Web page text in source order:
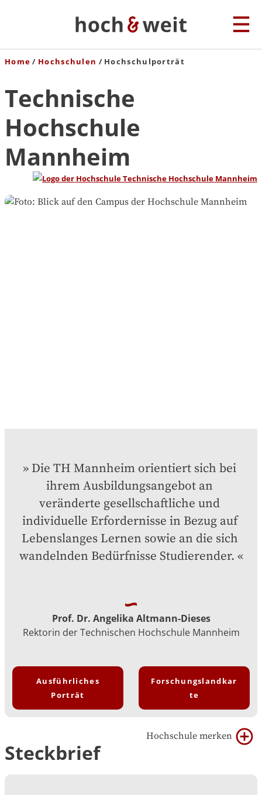
Home Hochschulen Hochschulporträt
Technische
Hochschule
Mannheim
Die TH Mannheim orientiert sich bei
ihrem Ausbildungsangebot an
veränderte gesellschaftliche und
individuelle Erfordernisse in Bezug auf
Lebenslanges Lernen sowie an die sich
wandelnden Bedürfnisse Studierender.
Prof. Dr. Angelika Altmann-Dieses
Rektorin der Technischen Hochschule Mannheim
Ausführliches
Porträt
Forschungslandkar
te
Hochschule merken
Steckbrief